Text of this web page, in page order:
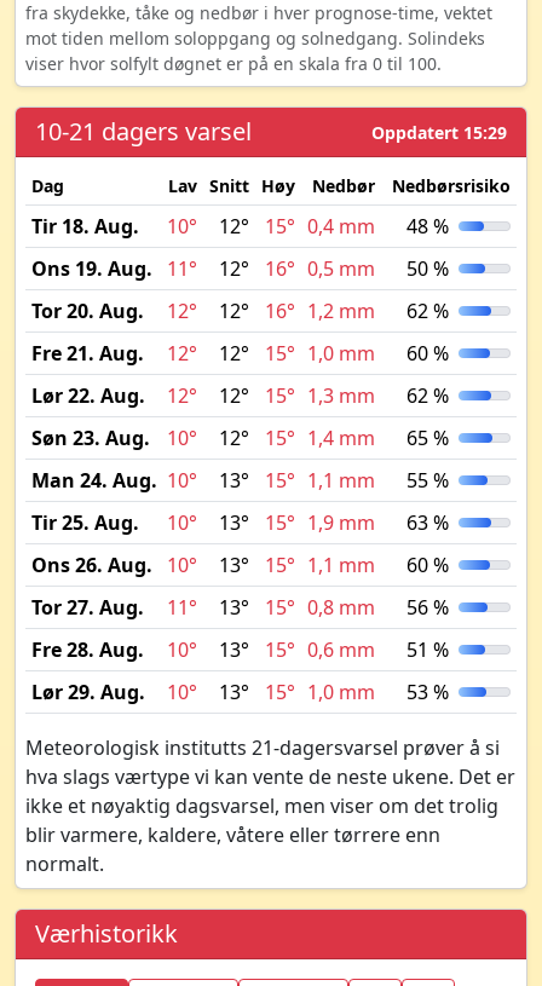
fra skydekke, tåke og nedbør i hver prognose-time, vektet
mot tiden mellom soloppgang og solnedgang. Solindeks
viser hvor solfylt døgnet er på en skala fra 0 til 100.
10-21 dagers varsel Oppdatert 15:29
Dag Lav Snitt Høy Nedbør Nedbørsrisiko
Tir 18. Aug. 10° 12° 15° 0,4 mm
48 %
Ons 19. Aug.
11° 12° 16° 0,5 mm
50 %
Tor 20. Aug.
12° 12° 16° 1,2 mm
62 %
Fre 21. Aug.
12° 12° 15° 1,0 mm
60 %
Lør 22. Aug.
12° 12° 15° 1,3 mm
62 %
Søn 23. Aug.
10° 12° 15° 1,4 mm
65 %
Man 24. Aug. 10° 13° 15° 1,1 mm
55 %
Tir 25. Aug.
10° 13° 15° 1,9 mm
63 %
Ons 26. Aug.
10° 13° 15° 1,1 mm
60 %
Tor 27. Aug.
11° 13° 15° 0,8 mm
56 %
Fre 28. Aug.
10° 13° 15° 0,6 mm
51 %
Lør 29. Aug.
10° 13° 15° 1,0 mm 53 %
Meteorologisk institutts 21-dagersvarsel prøver å si
hva slags værtype vi kan vente de neste ukene. Det er
ikke et nøyaktig dagsvarsel, men viser om det trolig
blir varmere, kaldere, våtere eller tørrere enn
normalt.
Værhistorikk